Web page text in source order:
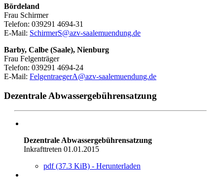
Bördeland
Frau Schirmer
Telefon: 039291 4694-31
E-Mail: SchirmerS@azv-saalemuendung.de
Barby, Calbe (Saale), Nienburg
Frau Felgenträger
Telefon: 039291 4694-24
E-Mail: FelgentraegerA@azv-saalemuendung.de
Dezentrale Abwassergebührensatzung
Dezentrale Abwassergebührensatzung
Inkrafttreten 01.01.2015
pdf (37.3 KiB) - Herunterladen